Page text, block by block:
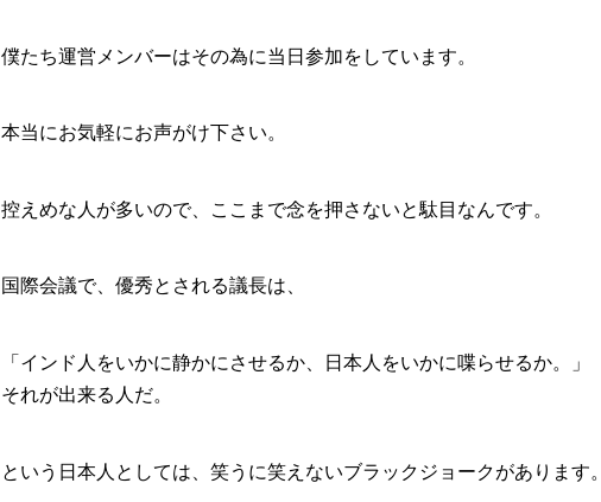
僕たち運営メンバーはその為に当日参加をしています。
本当にお気軽にお声がけ下さい。
控えめな人が多いので、ここまで念を押さないと駄目なんです。
国際会議で、優秀とされる議長は、
「インド人をいかに静かにさせるか、日本人をいかに喋らせるか。」
それが出来る人だ。
という日本人としては、笑うに笑えないブラックジョークがあります。